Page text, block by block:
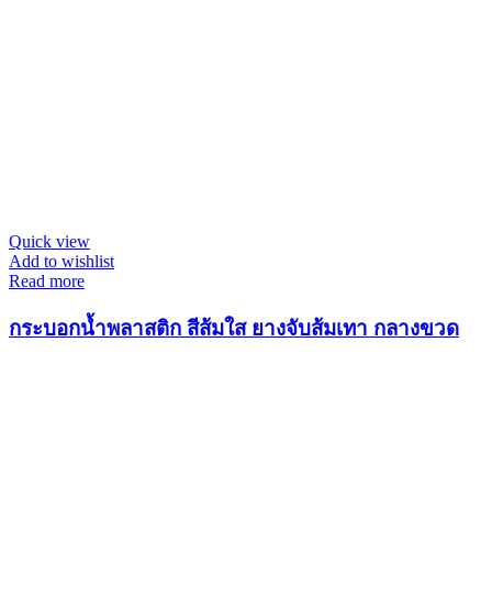
Quick view
Add to wishlist
Read more
กระบอกน้ำพลาสติก สีส้มใส ยางจับส้มเทา กลางขวด